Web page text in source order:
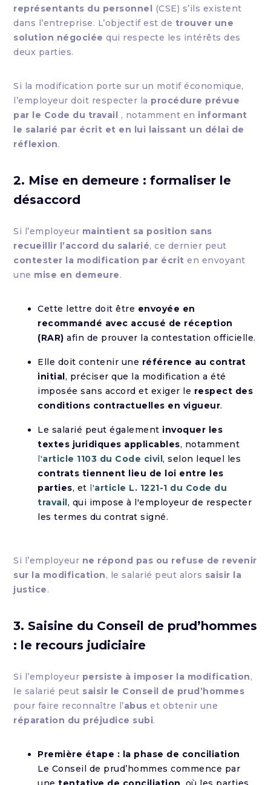
représentants du personnel (CSE) s’ils existent
dans l’entreprise. L’objectif est de trouver une
solution négociée qui respecte les intérêts des
deux parties.
Si la modification porte sur un motif économique,
l’employeur doit respecter la procédure prévue
par le Code du travail , notamment en informant
le salarié par écrit et en lui laissant un délai de
réflexion.
2. Mise en demeure : formaliser le
désaccord
Si l’employeur maintient sa position sans
recueillir l’accord du salarié, ce dernier peut
contester la modification par écrit en envoyant
une mise en demeure.
Cette lettre doit être envoyée en
recommandé avec accusé de réception
(RAR) afin de prouver la contestation officielle.
Elle doit contenir une référence au contrat
initial, préciser que la modification a été
imposée sans accord et exiger le respect des
conditions contractuelles en vigueur.
Le salarié peut également invoquer les
textes juridiques applicables, notamment
l'article 1103 du Code civil, selon lequel les
contrats tiennent lieu de loi entre les
parties, et l'article L. 1221-1 du Code du
travail, qui impose à l'employeur de respecter
les termes du contrat signé.
Si l’employeur ne répond pas ou refuse de revenir
sur la modification, le salarié peut alors saisir la
justice.
3. Saisine du Conseil de prud’hommes
: le recours judiciaire
Si l’employeur persiste à imposer la modification,
le salarié peut saisir le Conseil de prud’hommes
pour faire reconnaître l’abus et obtenir une
réparation du préjudice subi.
Première étape : la phase de conciliation
Le Conseil de prud’hommes commence par